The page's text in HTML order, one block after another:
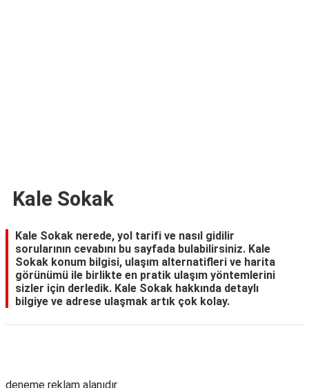
Kale Sokak
Kale Sokak nerede, yol tarifi ve nasıl gidilir
sorularının cevabını bu sayfada bulabilirsiniz. Kale
Sokak konum bilgisi, ulaşım alternatifleri ve harita
görünümü ile birlikte en pratik ulaşım yöntemlerini
sizler için derledik. Kale Sokak hakkında detaylı
bilgiye ve adrese ulaşmak artık çok kolay.
deneme reklam alanıdır